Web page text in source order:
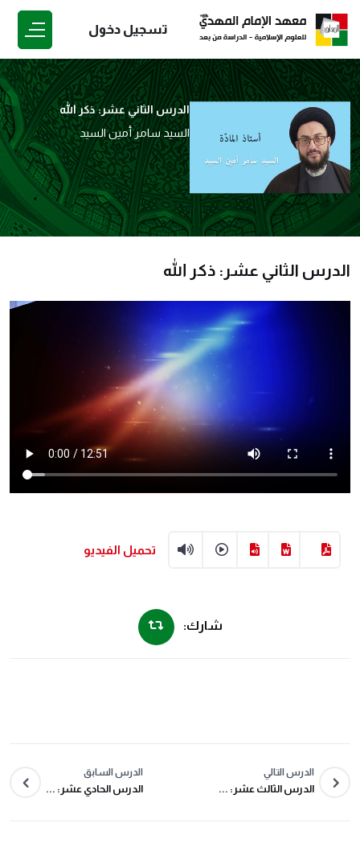
تسجيل دخول
الدرس الثاني عشر: ذكر الله
السيد سامر أمين السيد
الدرس الثاني عشر: ذكر الله
تحميل الفيديو
شارك:
الدرس التالي
الدرس الثالث عشر: ...
الدرس السابق
الدرس الحادي عشر: ...